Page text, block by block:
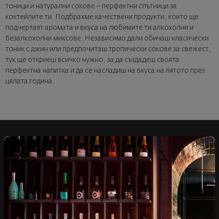
тоници и натурални сокове – перфектни спътници за
коктейлите ти. Подбрахме качествени продукти, които ще
подчертаят аромата и вкуса на любимите ти алкохолни и
безалкохолни миксове. Независимо дали обичаш класически
тоник с джин или предпочиташ тропически сокове за свежест,
тук ще откриеш всичко нужно, за да създадеш своята
перфектна напитка и да се насладиш на вкуса на лятото през
цялата година.